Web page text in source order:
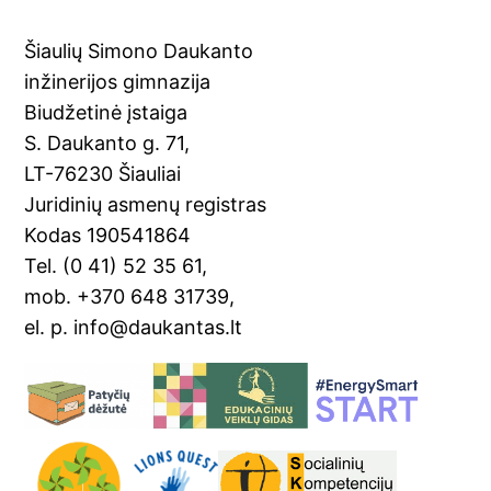
e
b
o
o
k
gl
e
Tr
a
n
sl
at
e
e
st
l
Šiaulių Simono Daukanto
inžinerijos gimnazija
Biudžetinė įstaiga
S. Daukanto g. 71,
LT-76230 Šiauliai
Juridinių asmenų registras
Kodas 190541864
Tel. (0 41) 52 35 61,
mob. +370 648 31739,
el. p. info@daukantas.lt